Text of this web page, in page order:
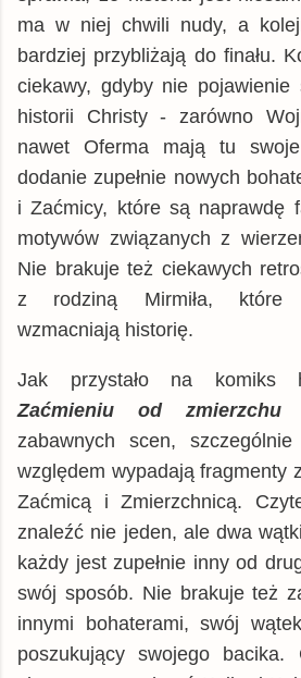
ma w niej chwili nudy, a
bardziej przybliżają do finału.
ciekawy, gdyby nie
historii Christy - zarówno
nawet Oferma mają tu
dodanie zupełnie nowych
i Zaćmicy, które są naprawdę
motywów związanych z
Nie brakuje też ciekawych
z rodziną Mirmiła, które
wzmacniają historię.
Jak przystało na komiks
Zaćmieniu od zmierzchu
zabawnych scen,
względem wypadają fragmenty
Zaćmicą i Zmierzchnicą.
znaleźć nie jeden, ale dwa
każdy jest zupełnie inny od
swój sposób. Nie brakuje też
innymi bohaterami, swój
poszukujący swojego bacika.